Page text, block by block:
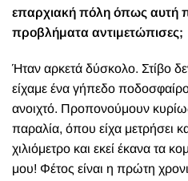
επαρχιακή πόλη όπως αυτή
προβλήματα αντιμετώπισες;
Ήταν αρκετά δύσκολο. Στίβο
είχαμε ένα γήπεδο
ανοιχτό. Προπονούμουν
παραλία, όπου είχα μετρήσει
χιλιόμετρο και εκεί έκανα τα
μου! Φέτος είναι η πρώτη